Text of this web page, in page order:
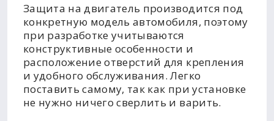
Защита на двигатель производится под
конкретную модель автомобиля, поэтому
при разработке учитываются
конструктивные особенности и
расположение отверстий для крепления
и удобного обслуживания. Легко
поставить самому, так как при установке
не нужно ничего сверлить и варить.